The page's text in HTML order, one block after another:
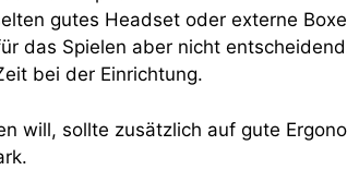
gutes Headset oder externe
das Spielen aber nicht
bei der Einrichtung.
will, sollte zusätzlich auf gute